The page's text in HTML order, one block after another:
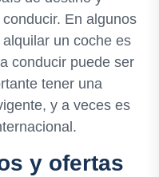
En algunos
un coche es
conducir puede ser
tener una
y a veces es
y ofertas